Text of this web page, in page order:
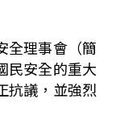
全理事會（簡
民安全的重大
抗議，並強烈